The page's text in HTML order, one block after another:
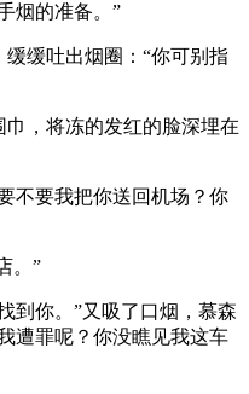
烟的准备。”
缓吐出烟圈：“你可别指
，将冻的发红的脸深埋在
不要我把你送回机场？你
。”
到你。”又吸了口烟，慕森
遭罪呢？你没瞧见我这车